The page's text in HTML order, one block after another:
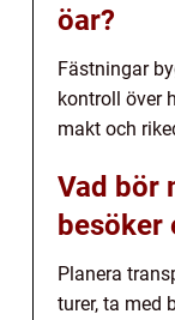
öar?
Fästningar
kontroll över
makt och
Vad bör
besöker
Planera
turer, ta med